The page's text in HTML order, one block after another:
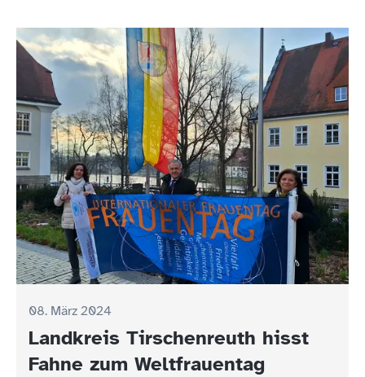
08. März 2024
Landkreis Tirschenreuth hisst
Fahne zum Weltfrauentag